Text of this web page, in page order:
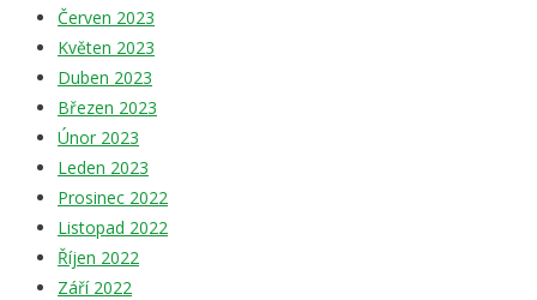
Červen 2023
Květen 2023
Duben 2023
Březen 2023
Únor 2023
Leden 2023
Prosinec 2022
Listopad 2022
Říjen 2022
Září 2022